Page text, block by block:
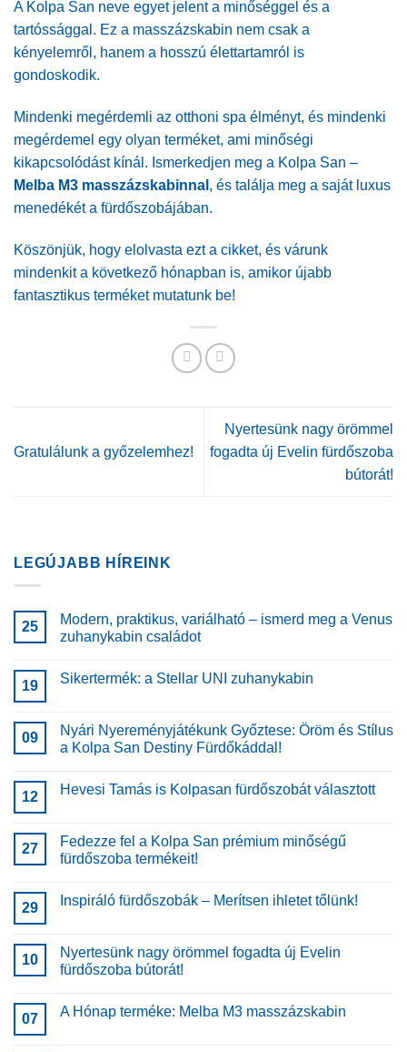
A Kolpa San neve egyet jelent a minőséggel és a
tartóssággal. Ez a masszázskabin nem csak a
kényelemről, hanem a hosszú élettartamról is
gondoskodik.
Mindenki megérdemli az otthoni spa élményt, és mindenki
megérdemel egy olyan terméket, ami minőségi
kikapcsolódást kínál. Ismerkedjen meg a Kolpa San –
Melba M3 masszázskabinna , és találja meg a saját luxus
menedékét a fürdőszobájában.
Köszönjük, hogy elolvasta ezt a cikket, és várunk
mindenkit a következő hónapban is, amikor újabb
fantasztikus terméket mutatunk be!
Gratulálunk a győzelemhez!
Nyertesünk nagy örömmel
fogadta új Evelin fürdőszoba
bútorát!
LEGÚJABB HÍREINK
25
Modern, praktikus, variálható – ismerd meg a Venus
zuhanykabin családot
19 Sikertermék: a Stellar UNI zuhanykabin
09
Nyári Nyereményjátékunk Győztese: Öröm és Stílus
a Kolpa San Destiny Fürdőkáddal!
12 Hevesi Tamás is Kolpasan fürdőszobát választott
27
Fedezze fel a Kolpa San prémium minőségű
fürdőszoba termékeit!
29 Inspiráló fürdőszobák – Merítsen ihletet tőlünk!
10
Nyertesünk nagy örömmel fogadta új Evelin
fürdőszoba bútorát!
07 A Hónap terméke: Melba M3 masszázskabin